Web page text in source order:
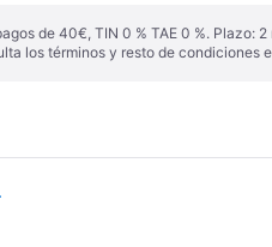
de 40€, TIN 0 % TAE 0 %.
los términos y resto de condiciones
)